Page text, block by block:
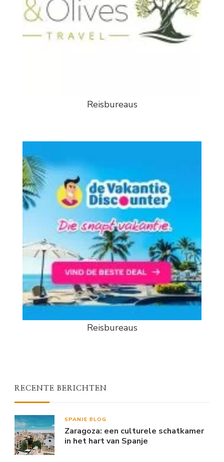
Reisbureaus
Reisbureaus
RECENTE BERICHTEN
SPANJE BLOG
Zaragoza: een culturele schatkamer
in het hart van Spanje